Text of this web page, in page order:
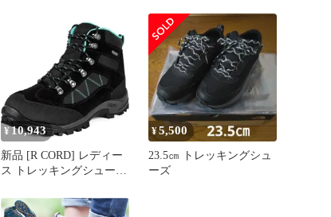
ィース トレッキングシュ
ーズ 登山靴 レディース
ハイキングシューズ 登山
ブーツ スニーカー ひも
靴 紐靴 レディースシュ
ーズ シューズ くつ 靴 ト
レッキング ハイキング
¥ 10,943
新品 [R CORD] レディー
ス トレッキングシューズ
耐摩耗性 登山 ハイキン
¥5,500
23.5㎝ トレッキングシュ
ーズ